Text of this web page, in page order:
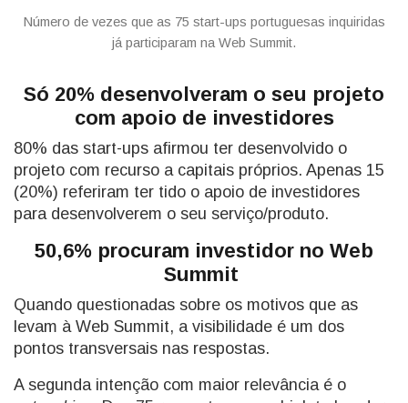
Número de vezes que as 75 start-ups portuguesas inquiridas
já participaram na Web Summit.
Só 20% desenvolveram o seu projeto
com apoio de investidores
80% das start-ups afirmou ter desenvolvido o
projeto com recurso a capitais próprios. Apenas 15
(20%) referiram ter tido o apoio de investidores
para desenvolverem o seu serviço/produto.
50,6% procuram investidor no Web
Summit
Quando questionadas sobre os motivos que as
levam à Web Summit, a visibilidade é um dos
pontos transversais nas respostas.
A segunda intenção com maior relevância é o